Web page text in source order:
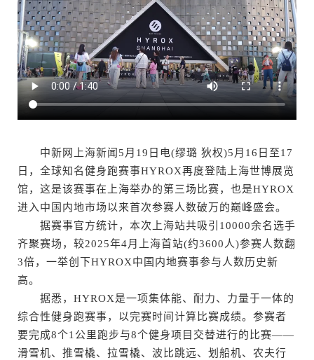
中新网上海新闻5月19日电(缪璐 狄权)5月16日至17
日，全球知名健身跑赛事HYROX再度登陆上海世博展览
馆，这是该赛事在上海举办的第三场比赛，也是HYROX
进入中国内地市场以来首次参赛人数破万的巅峰盛会。
据赛事官方统计，本次上海站共吸引10000余名选手
齐聚赛场，较2025年4月上海首站(约3600人)参赛人数翻
3倍，一举创下HYROX中国内地赛事参与人数历史新
高。
据悉，HYROX是一项集体能、耐力、力量于一体的
综合性健身跑赛事，以完赛时间计算比赛成绩。参赛者
要完成8个1公里跑步与8个健身项目交替进行的比赛——
滑雪机、推雪橇、拉雪橇、波比跳远、划船机、农夫行